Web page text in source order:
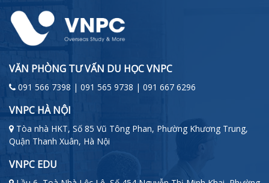
VĂN PHÒNG TƯ VẤN DU HỌC VNPC
091 566 7398 | 091 565 9738 | 091 667 6296
VNPC HÀ NỘI
Tòa nhà HKT, Số 85 Vũ Tông Phan, Phường Khương Trung,
Quận Thanh Xuân, Hà Nội
VNPC EDU